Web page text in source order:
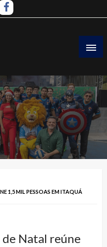
1,5 MIL PESSOAS EM ITAQUÁ
de Natal reúne